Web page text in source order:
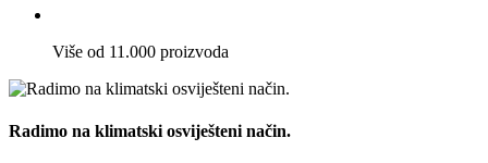
Više od 11.000 proizvoda
Radimo na klimatski osviješteni način.